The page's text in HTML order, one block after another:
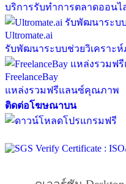
บริการรับทำการตลาดออนไ
Ultromate.ai
รับพัฒนาระบบช่วยวิเคราะ
FreelanceBay
แหล่งรวมฟรีแลนซ์คุณภาพ
ติดต่อโฆษณาบน